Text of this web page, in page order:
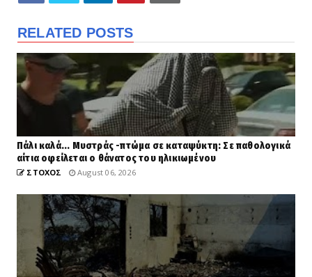
RELATED POSTS
Πάλι καλά... Μυστράς -πτώμα σε καταψύκτη: Σε παθολογικά
αίτια οφείλεται ο θάνατος του ηλικιωμένου
ΣΤΟΧΟΣ August 06, 2026